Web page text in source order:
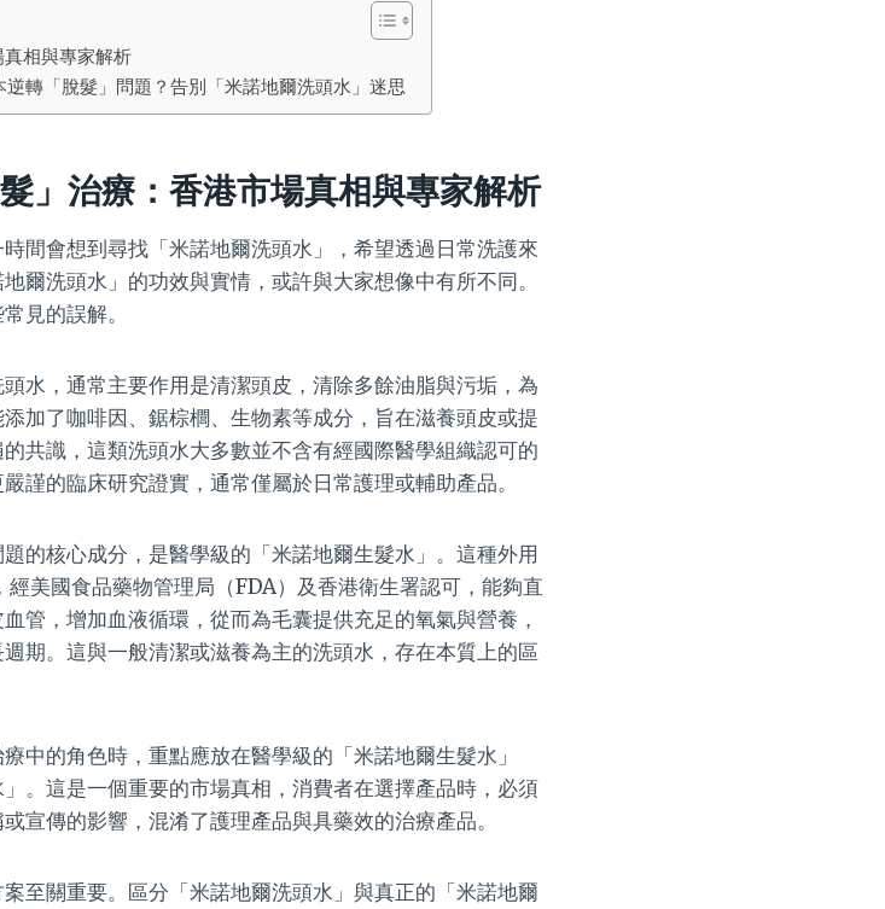
真相與專家解析
轉「脫髮」問題？告別「米諾地爾洗頭水」迷思
」治療：香港市場真相與專家解析
間會想到尋找「米諾地爾洗頭水」，希望透過日常洗護來
爾洗頭水」的功效與實情，或許與大家想像中有所不同。
見的誤解。
水，通常主要作用是清潔頭皮，清除多餘油脂與污垢，為
加了咖啡因、鋸棕櫚、生物素等成分，旨在滋養頭皮或提
共識，這類洗頭水大多數並不含有經國際醫學組織認可的
謹的臨床研究證實，通常僅屬於日常護理或輔助產品。
的核心成分，是醫學級的「米諾地爾生髮水」。這種外用
美國食品藥物管理局（FDA）及香港衛生署認可，能夠直
管，增加血液循環，從而為毛囊提供充足的氧氣與營養，
期。這與一般清潔或滋養為主的洗頭水，存在本質上的區
中的角色時，重點應放在醫學級的「米諾地爾生髮水」
。這是一個重要的市場真相，消費者在選擇產品時，必須
宣傳的影響，混淆了護理產品與具藥效的治療產品。
至關重要。區分「米諾地爾洗頭水」與真正的「米諾地爾